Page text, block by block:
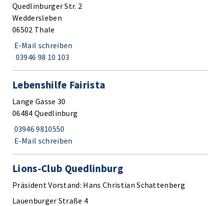
Quedlinburger Str. 2
Weddersleben
06502 Thale
E-Mail schreiben
03946 98 10 103
Lebenshilfe Fairista
Lange Gasse 30
06484 Quedlinburg
03946 9810550
E-Mail schreiben
Lions-Club Quedlinburg
Präsident Vorstand: Hans Christian Schattenberg
Lauenburger Straße 4